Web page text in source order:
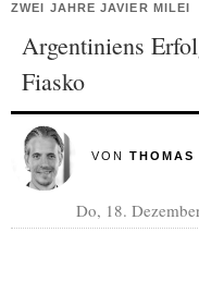
ZWEI JAHRE JAVIER MILEI
Argentiniens
Fiasko
VON THOMAS
Do, 18.